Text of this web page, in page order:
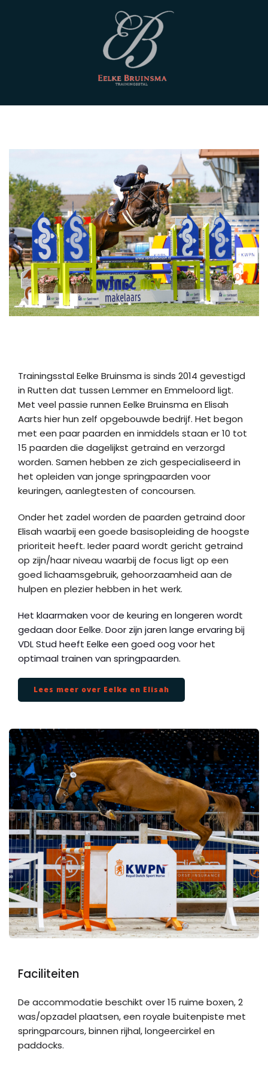
Trainingsstal Eelke Bruinsma is sinds 2014 gevestigd
in Rutten dat tussen Lemmer en Emmeloord ligt.
Met veel passie runnen Eelke Bruinsma en Elisah
Aarts hier hun zelf opgebouwde bedrijf. Het begon
met een paar paarden en inmiddels staan er 10 tot
15 paarden die dagelijkst getraind en verzorgd
worden. Samen hebben ze zich gespecialiseerd in
het opleiden van jonge springpaarden voor
keuringen, aanlegtesten of concoursen.
Onder het zadel worden de paarden getraind door
Elisah waarbij een goede basisopleiding de hoogste
prioriteit heeft. Ieder paard wordt gericht getraind
op zijn/haar niveau waarbij de focus ligt op een
goed lichaamsgebruik, gehoorzaamheid aan de
hulpen en plezier hebben in het werk.
Het klaarmaken voor de keuring en longeren wordt
gedaan door Eelke. Door zijn jaren lange ervaring bij
VDL Stud heeft Eelke een goed oog voor het
optimaal trainen van springpaarden.
Lees meer over Eelke en Elisah
Faciliteiten
De accommodatie beschikt over 15 ruime boxen, 2
was/opzadel plaatsen, een royale buitenpiste met
springparcours, binnen rijhal, longeercirkel en
paddocks.